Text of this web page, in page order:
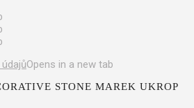
Opens in a new tab
STONE MAREK UKROP